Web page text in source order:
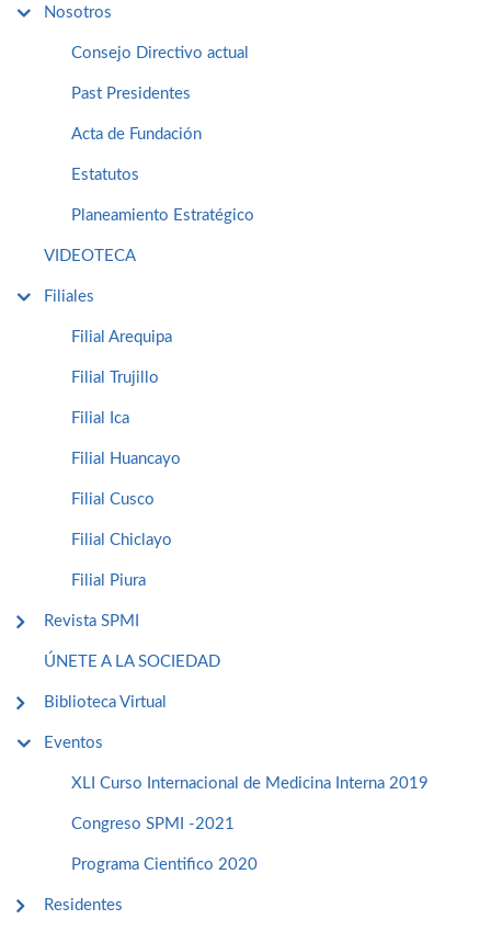
Nosotros
Consejo Directivo actual
Past Presidentes
Acta de Fundación
Estatutos
Planeamiento Estratégico
VIDEOTECA
Filiales
Filial Arequipa
Filial Trujillo
Filial Ica
Filial Huancayo
Filial Cusco
Filial Chiclayo
Filial Piura
Revista SPMI
ÚNETE A LA SOCIEDAD
Biblioteca Virtual
Eventos
XLI Curso Internacional de Medicina Interna 2019
Congreso SPMI -2021
Programa Cientifico 2020
Residentes